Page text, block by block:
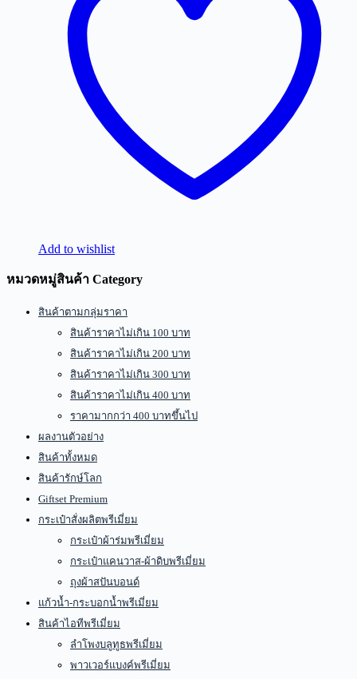
Add to wishlist
หมวดหมู่สินค้า Category
สินค้าตามกลุ่มราคา
สินค้าราคาไม่เกิน 100 บาท
สินค้าราคาไม่เกิน 200 บาท
สินค้าราคาไม่เกิน 300 บาท
สินค้าราคาไม่เกิน 400 บาท
ราคามากกว่า 400 บาทขึ้นไป
ผลงานตัวอย่าง
สินค้าทั้งหมด
สินค้ารักษ์โลก
Giftset Premium
กระเป๋าสั่งผลิตพรีเมี่ยม
กระเป๋าผ้าร่มพรีเมี่ยม
กระเป๋าแคนวาส-ผ้าดิบพรีเมี่ยม
ถุงผ้าสปันบอนด์
แก้วน้ำ-กระบอกน้ำพรีเมี่ยม
สินค้าไอทีพรีเมี่ยม
ลำโพงบลูทูธพรีเมี่ยม
พาวเวอร์แบงค์พรีเมี่ยม